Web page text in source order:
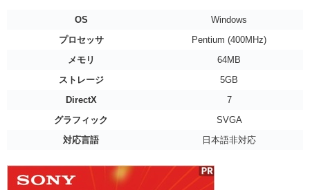
OS
Windows
プロセッサ
Pentium (400MHz)
メモリ
64MB
ストレージ
5GB
DirectX
7
グラフィック
SVGA
対応言語
日本語非対応